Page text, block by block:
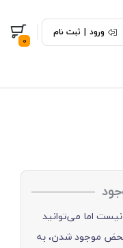
ورود | ثبت نام
0
نیست اما می‌توانید
محض موجود شدن، به